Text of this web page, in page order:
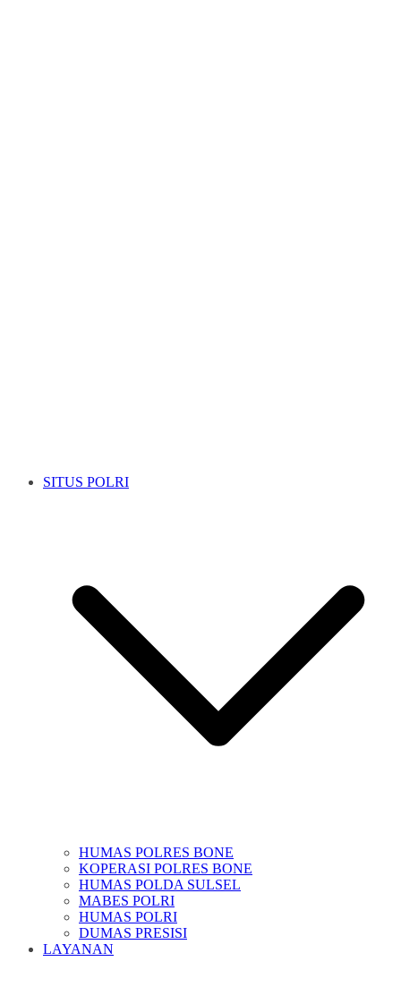
SITUS POLRI
HUMAS POLRES BONE
KOPERASI POLRES BONE
HUMAS POLDA SULSEL
MABES POLRI
HUMAS POLRI
DUMAS PRESISI
LAYANAN